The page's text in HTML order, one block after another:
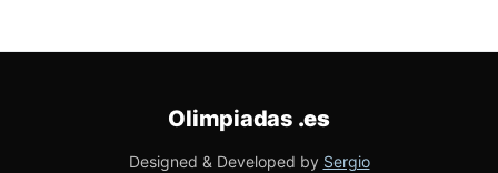
Olimpiadas .es
Designed & Developed by Sergio